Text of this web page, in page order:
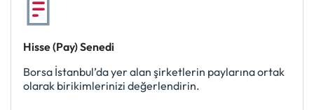
Hisse (Pay) Senedi
Borsa İstanbul’da yer alan şirketlerin paylarına ortak
olarak birikimlerinizi değerlendirin.